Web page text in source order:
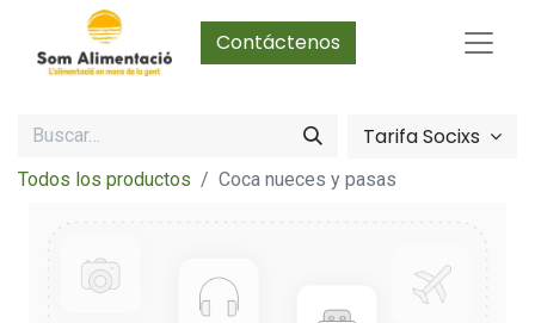
Contáctenos
Tarifa Socixs
Todos los productos Coca nueces y pasas